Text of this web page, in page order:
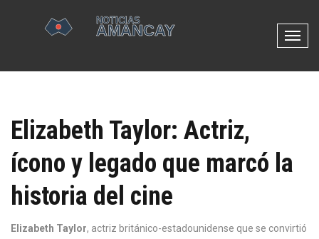
N
v
ó
e
Elizabeth Taylor: Actriz,
ícono y legado que marcó la
historia del cine
Elizabeth Taylor, actriz británico-estadounidense que se convirtió